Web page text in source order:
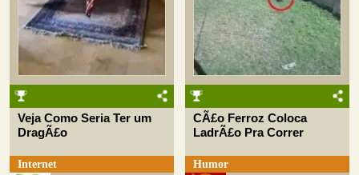
Veja Como Seria Ter um
DragÃ£o
Internet
CÃ£o Ferroz Coloca
LadrÃ£o Pra Correr
Humor